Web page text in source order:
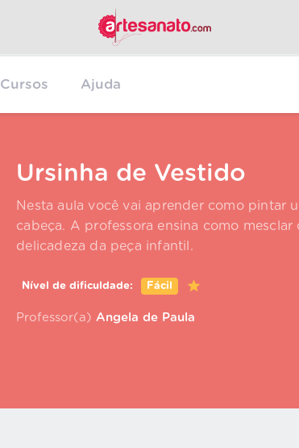
Cursos Ajuda
Ursinha de Vestido
Nesta aula você vai aprender como pintar
cabeça. A professora ensina como
delicadeza da peça infantil.
Nível de dificuldade: Fácil
Professor(a)Angela de Paula